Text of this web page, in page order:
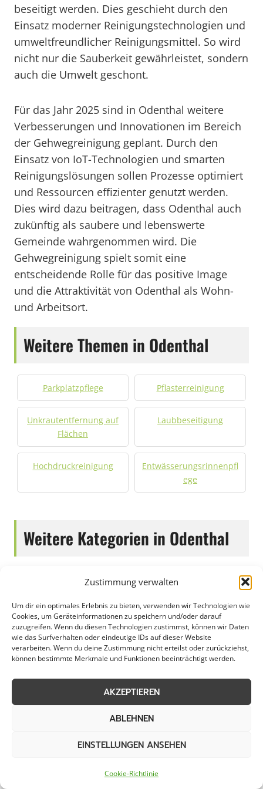
Zustimmung verwalten
Um dir ein optimales Erlebnis zu bieten, verwenden wir Technologien wie
Cookies, um Geräteinformationen zu speichern und/oder darauf
zuzugreifen. Wenn du diesen Technologien zustimmst, können wir Daten
wie das Surfverhalten oder eindeutige IDs auf dieser Website
verarbeiten. Wenn du deine Zustimmung nicht erteilst oder zurückziehst,
können bestimmte Merkmale und Funktionen beeinträchtigt werden.
AKZEPTIEREN
ABLEHNEN
EINSTELLUNGEN ANSEHEN
Cookie-Richtlinie
beseitigt werden. Dies geschieht durch den
Einsatz moderner Reinigungstechnologien und
umweltfreundlicher Reinigungsmittel. So wird
nicht nur die Sauberkeit gewährleistet, sondern
auch die Umwelt geschont.
Für das Jahr 2025 sind in Odenthal weitere
Verbesserungen und Innovationen im Bereich
der Gehwegreinigung geplant. Durch den
Einsatz von IoT-Technologien und smarten
Reinigungslösungen sollen Prozesse optimiert
und Ressourcen effizienter genutzt werden.
Dies wird dazu beitragen, dass Odenthal auch
zukünftig als saubere und lebenswerte
Gemeinde wahrgenommen wird. Die
Gehwegreinigung spielt somit eine
entscheidende Rolle für das positive Image
und die Attraktivität von Odenthal als Wohn-
und Arbeitsort.
Weitere Themen in Odenthal
Parkplatzpflege Pflasterreinigung
Unkrautentfernung auf
Flächen
Laubbeseitigung
Hochdruckreinigung
Entwässerungsrinnenpfl
ege
Weitere Kategorien in Odenthal
Grünpflege in Odenthal Gartenbau in Odenthal
Objektpflege in
Odenthal
Dachreinigung in
Odenthal
Winterdienst in
Städte im Umkreis von 50 km